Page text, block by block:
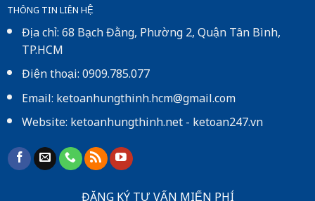
THÔNG TIN LIÊN HỆ
Địa chỉ: 68 Bạch Đằng, Phường 2, Quận Tân Bình,
TP.HCM
Điện thoại: 0909.785.077
Email: ketoanhungthinh.hcm@gmail.com
Website:ketoanhungthinh.net-ketoan247.vn